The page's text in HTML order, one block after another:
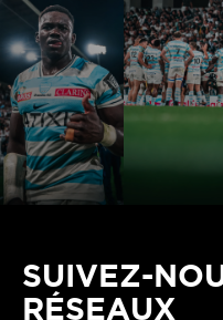
SUIVEZ-
RÉSEAUX